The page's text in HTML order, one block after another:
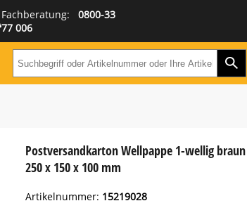
Fachberatung:
0800-33
77 006
Suchbegriff oder
Zur
Postversandkarton Wellpappe 1-wellig braun
250 x 150 x 100 mm
Artikelnummer: 15219028